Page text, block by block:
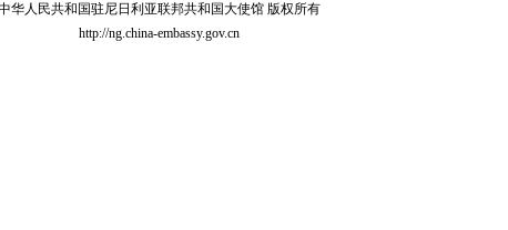
华人民共和国驻尼日利亚联邦共和国大使馆 版权所有
http://ng.china-embassy.gov.cn